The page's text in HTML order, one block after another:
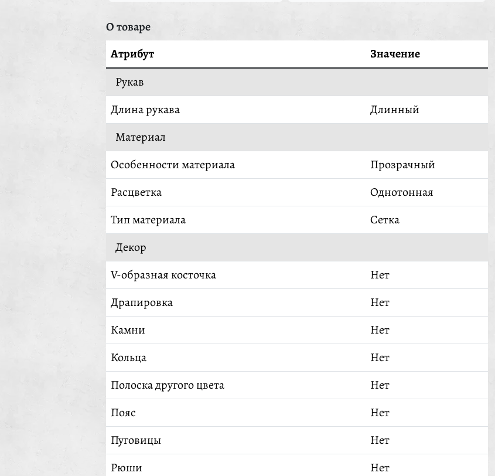
О товаре
Атрибут
Значение
Рукав
Длина рукава
Длинный
Материал
Особенности материала
Прозрачный
Расцветка
Однотонная
Тип материала
Сетка
Декор
V-образная косточка
Нет
Драпировка
Нет
Камни
Нет
Кольца
Нет
Полоска другого цвета
Нет
Пояс
Нет
Пуговицы
Нет
Рюши
Нет